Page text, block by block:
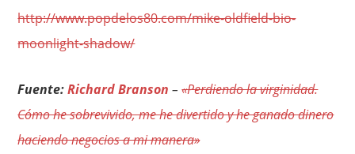
http://www.popdelos80.com/mike-oldfield-bio-
moonlight-shadow/
Fuente:Richard Branson –«Perdiendo la virginidad.
Cómo he sobrevivido, me he divertido y he ganado dinero
haciendo negocios a mi manera»